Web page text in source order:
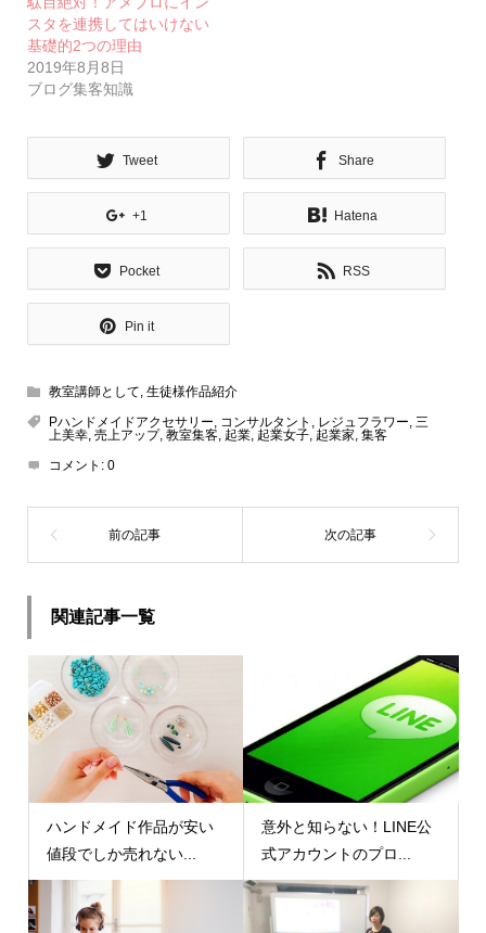
スタを連携してはいけない
基礎的2つの理由
2019年8月8日
ブログ集客知識
Tweet Share
+1 Hatena
Pocket RSS
Pin it
教室講師として, 生徒様作品紹介
Pハンドメイドアクセサリー, コンサルタント , レジュフラワー, 三
上美幸, 売上アップ, 教室集客, 起業, 起業女子, 起業家, 集客
コメント: 0
関連記事一覧
ハンドメイド作品が安い
値段でしか売れない...
意外と知らない！LINE公
式アカウントのプロ...